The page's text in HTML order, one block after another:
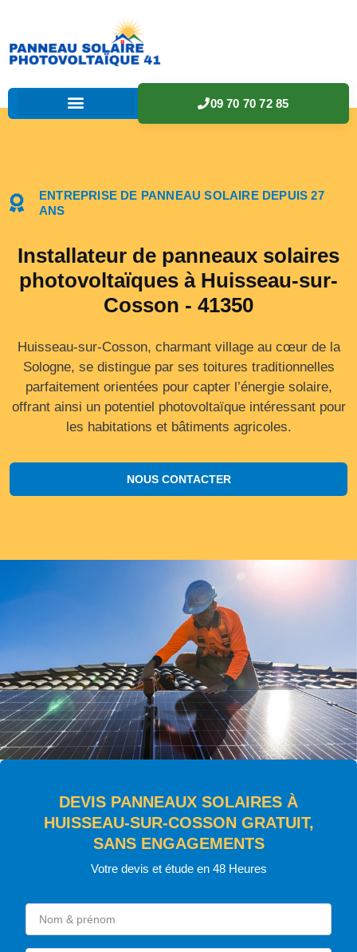
09 70 70 72 85
ENTREPRISE DE PANNEAU SOLAIRE DEPUIS 27
ANS
Installateur de panneaux solaires
photovoltaïques à Huisseau-sur-
Cosson - 41350
Huisseau-sur-Cosson, charmant village au cœur de la
Sologne, se distingue par ses toitures traditionnelles
parfaitement orientées pour capter l’énergie solaire,
offrant ainsi un potentiel photovoltaïque intéressant pour
les habitations et bâtiments agricoles.
NOUS CONTACTER
DEVIS PANNEAUX SOLAIRES À
HUISSEAU-SUR-COSSON GRATUIT,
SANS ENGAGEMENTS
Votre devis et étude en 48 Heures